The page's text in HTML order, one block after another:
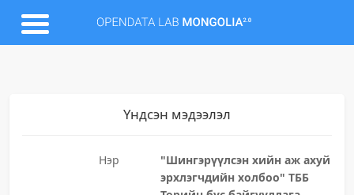
Үндсэн мэдээлэл
Нэр
"Шингэрүүлсэн хийн аж ахуй
эрхлэгчдийн холбоо" ТББ